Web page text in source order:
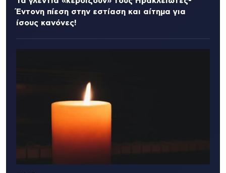
Έντονη πίεση στην εστίαση και αίτημα για
ίσους κανόνες!